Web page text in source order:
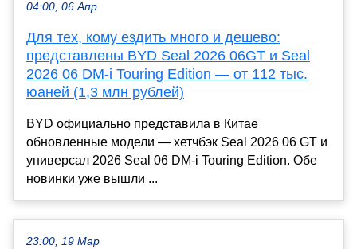
04:00, 06 Апр
Для тех, кому ездить много и дешево:
представлены BYD Seal 2026 06GT и Seal
2026 06 DM-i Touring Edition — от 112 тыс.
юаней (1,3 млн рублей)
BYD официально представила в Китае
обновленные модели — хетчбэк Seal 2026 06 GT и
универсал 2026 Seal 06 DM-i Touring Edition. Обе
новинки уже вышли ...
23:00, 19 Мар